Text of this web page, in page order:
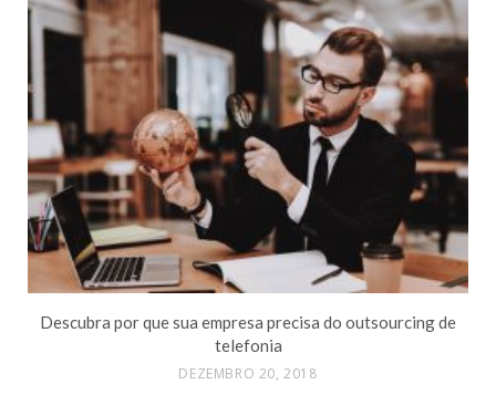
Descubra por que sua empresa precisa do outsourcing de
telefonia
DEZEMBRO 20, 2018